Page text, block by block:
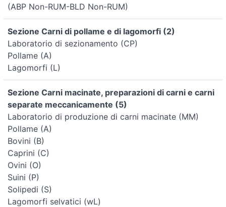
(ABP Non-RUM-BLD Non-RUM)
Sezione Carni di pollame e di lagomorfi (2)
Laboratorio di sezionamento (CP)
Pollame (A)
Lagomorfi (L)
Sezione Carni macinate, preparazioni di carni e carni
separate meccanicamente (5)
Laboratorio di produzione di carni macinate (MM)
Pollame (A)
Bovini (B)
Caprini (C)
Ovini (O)
Suini (P)
Solipedi (S)
Lagomorfi selvatici (wL)